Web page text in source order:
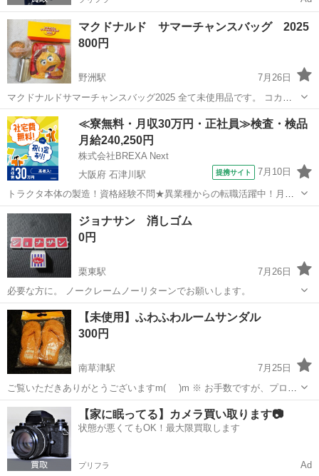
マクドナルド サマーチャンスバッグ 2025
800円
野洲駅
7月26日
マクドナルドサマーチャンスバッグ2025 全て未使用品です。 コカ・
コーラ タンブラー チキンマックナゲットクリップ ミニタオル ビッ
グマックファン ステンレス製タンブラー カップ ミニ扇風機 モバイ
ルファン マック
滋賀 野洲市 野洲駅 ノベルティグッズ タンブラー
≪寮無料・月収30万円・正社員≫検査・検品
月給240,250円
株式会社BREXA Next
大阪府 石津川駅
提携サイト 7月10日
トラクタ本体の製造！資格経験不問★異業種からの転職活躍中！月収
例29万円以上！生活支援物資事前対応可◎即日入寮OK！寮費はずっと
無料＆備品付き1R寮完備！赴任旅費会社負担！工場まで無料送迎あり
◎《大阪府堺市》 人気の工場の...
大阪 堺市 石津川駅 その他
ジョナサン 消しゴム
0円
栗東駅
7月26日
必要な方に。 ノークレームノーリターンでお願いします。
滋賀 栗東市 栗東駅 ノベルティグッズ
【未使用】ふわふわルームサンダル
300円
南草津駅
7月25日
ご覧いただきありがとうございますm(_ _)m ※ お手数ですが、プロフ
必読くださいませ😊 ☆他にも色々出品していきますので良かったら覗
いて見てください(*^.^*) ビーチサンダルタイプ(鼻緒？)のふわふわで
す。
滋賀 近江八幡市 南草津駅 ノベルティグッズ ルーム
【家に眠ってる】カメラ買い取ります📷
状態が悪くてもOK！最大限買取します
プリフラ Ad